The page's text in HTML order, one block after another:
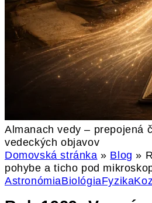
Almanach vedy – prepojená
vedeckých objavov
Domovská stránka » Blog »
pohybe a ticho pod
AstronómiaBiológiaFyzika